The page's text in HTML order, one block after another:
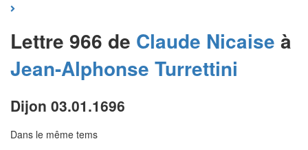
Lettre 966 de Claude Nicaise à
Jean-Alphonse Turrettini
Dijon 03.01.1696
Dans le même tems